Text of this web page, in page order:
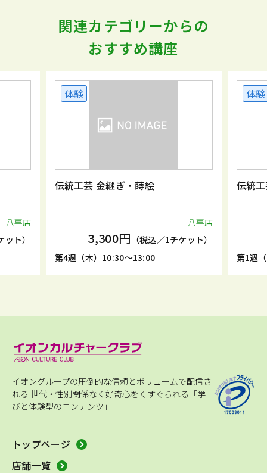
関連カテゴリーからの
おすすめ講座
八事店
ト）
体験
伝統工芸 金継ぎ・蒔絵
八事店
3,300円 （税込／1チケット）
第4週（木）10:30～13:00
体験
伝統
第1週
イオングループの圧倒的な信頼とボリュームで配信さ
れる 世代・性別関係なく好奇心をくすぐられる「学
びと体験型のコンテンツ」
トップページ
店舗一覧